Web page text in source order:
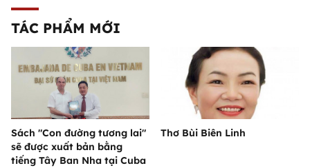
TÁC PHẨM MỚI
Sách "Con đường tương lai"
sẽ được xuất bản bằng
tiếng Tây Ban Nha tại Cuba
Thơ Bùi Biên Linh